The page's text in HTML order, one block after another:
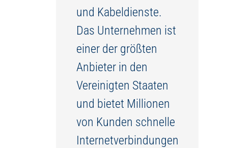
und Kabeldienste.
Das Unternehmen ist
einer der größten
Anbieter in den
Vereinigten Staaten
und bietet Millionen
von Kunden schnelle
Internetverbindungen